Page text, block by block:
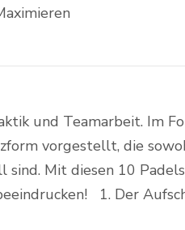
und Teamarbeit. Im
vorgestellt, die
Mit diesen 10
1. Der